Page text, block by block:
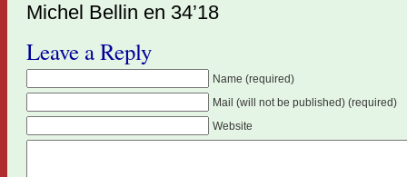
Michel Bellin en 34’18
Leave a Reply
Name (required)
Mail (will not be published) (required)
Website